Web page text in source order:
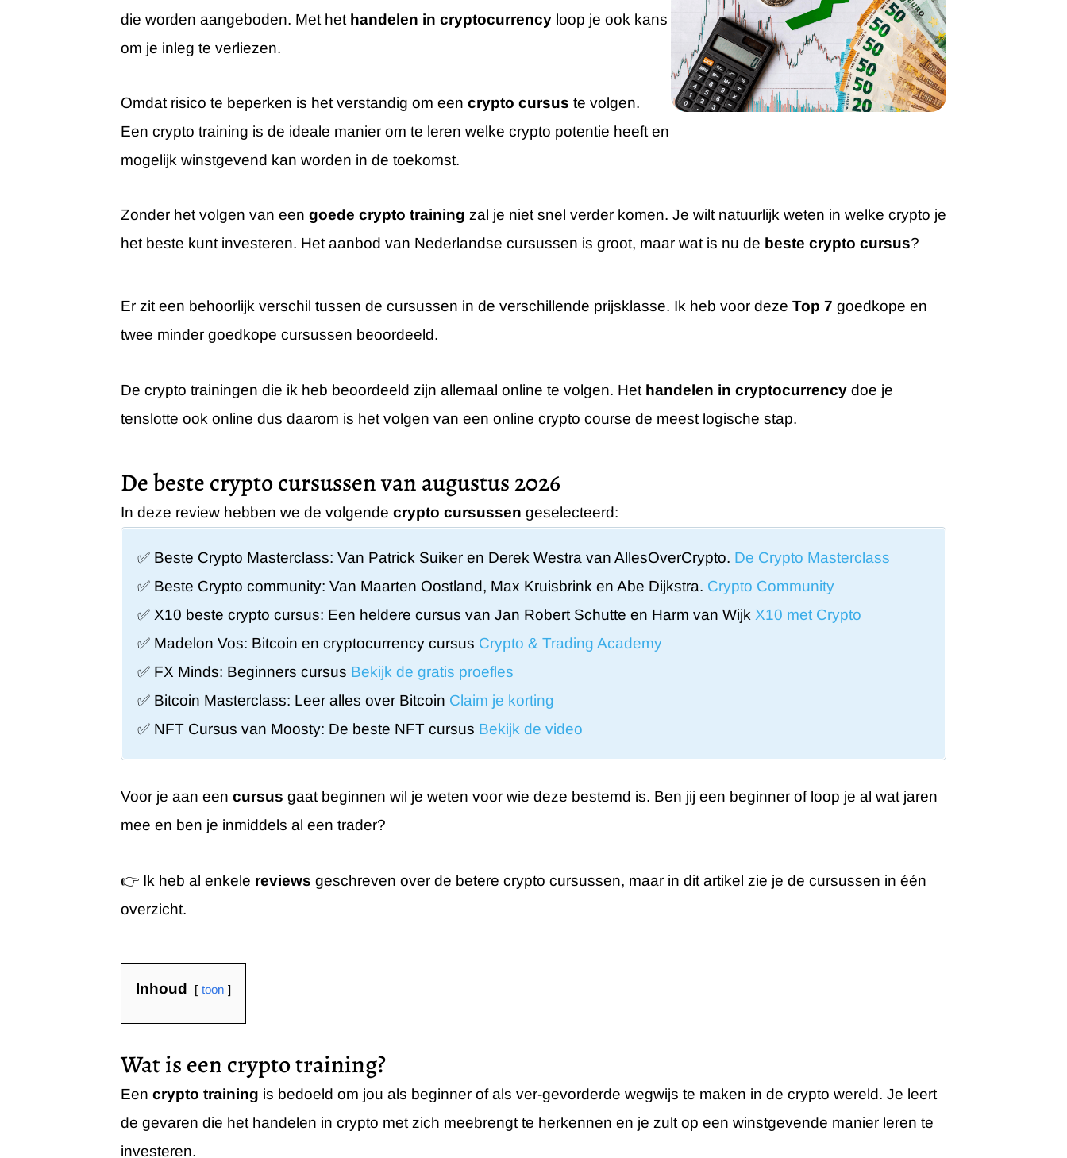
die worden aangeboden. Met het handelen in cryptocurrency loop je ook kans
om je inleg te verliezen.
Omdat risico te beperken is het verstandig om een crypto cursus te volgen.
Een crypto training is de ideale manier om te leren welke crypto potentie heeft en
mogelijk winstgevend kan worden in de toekomst.
Zonder het volgen van een goede crypto training zal je niet snel verder komen. Je wilt natuurlijk weten in welke crypto je
het beste kunt investeren. Het aanbod van Nederlandse cursussen is groot, maar wat is nu de beste crypto cursus?
Er zit een behoorlijk verschil tussen de cursussen in de verschillende prijsklasse. Ik heb voor deze Top 7 goedkope en
twee minder goedkope cursussen beoordeeld.
De crypto trainingen die ik heb beoordeeld zijn allemaal online te volgen. Het handelen in cryptocurrency doe je
tenslotte ook online dus daarom is het volgen van een online crypto course de meest logische stap.
De beste crypto cursussen van augustus 2026
In deze review hebben we de volgende crypto cursussen geselecteerd:
✅ Beste Crypto Masterclass: Van Patrick Suiker en Derek Westra van AllesOverCrypto. De Crypto Masterclass
✅ Beste Crypto community: Van Maarten Oostland, Max Kruisbrink en Abe Dijkstra. Crypto Community
✅ X10 beste crypto cursus: Een heldere cursus van Jan Robert Schutte en Harm van Wijk X10 met Crypto
✅ Madelon Vos: Bitcoin en cryptocurrency cursus Crypto & Trading Academy
✅ FX Minds: Beginners cursus Bekijk de gratis proefles
✅ Bitcoin Masterclass: Leer alles over Bitcoin Claim je korting
✅ NFT Cursus van Moosty: De beste NFT cursus Bekijk de video
Voor je aan een cursus gaat beginnen wil je weten voor wie deze bestemd is. Ben jij een beginner of loop je al wat jaren
mee en ben je inmiddels al een trader?
👉 Ik heb al enkele reviews geschreven over de betere crypto cursussen, maar in dit artikel zie je de cursussen in één
overzicht.
Inhoud toon
Wat is een crypto training?
Een crypto training is bedoeld om jou als beginner of als ver-gevorderde wegwijs te maken in de crypto wereld. Je leert
de gevaren die het handelen in crypto met zich meebrengt te herkennen en je zult op een winstgevende manier leren te
investeren.